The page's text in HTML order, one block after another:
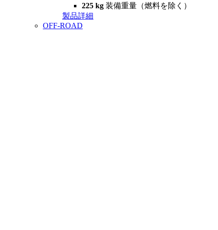
225 kg 装備重量（燃料を除く）
製品詳細
OFF-ROAD